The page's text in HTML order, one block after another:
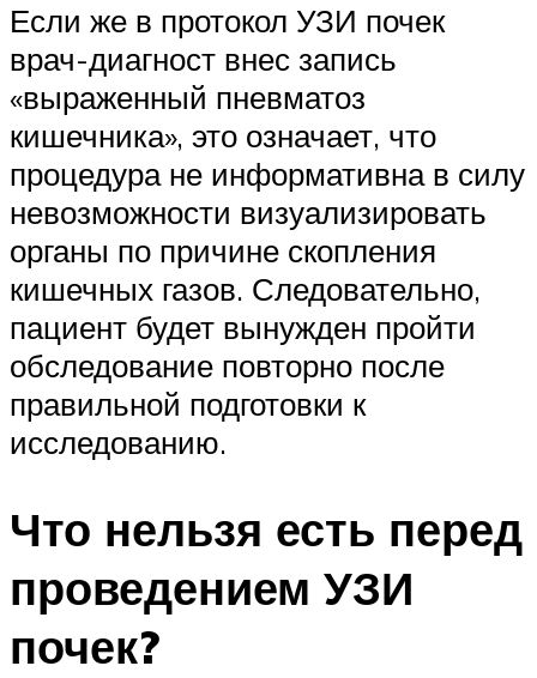
Если же в протокол УЗИ почек
врач-диагност внес запись
«выраженный пневматоз
кишечника», это означает, что
процедура не информативна в силу
невозможности визуализировать
органы по причине скопления
кишечных газов. Следовательно,
пациент будет вынужден пройти
обследование повторно после
правильной подготовки к
исследованию.
Что нельзя есть перед
проведением УЗИ
почек?